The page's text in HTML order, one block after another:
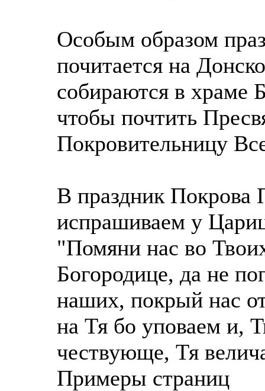
Особым образом
почитается на
собираются в храме
чтобы почтить
Покровительницу
В праздник Покрова
испрашиваем у
"Помяни нас во
Богородице, да не
наших, покрый нас
на Тя бо уповаем и,
чествующе, Тя
Примеры страниц